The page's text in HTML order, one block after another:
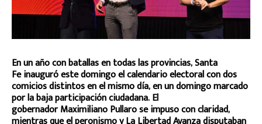
En un año con batallas en todas las provincias, Santa
Fe inauguró este domingo el calendario electoral con dos
comicios distintos en el mismo día, en un domingo marcado
por la baja participación ciudadana. El
gobernador Maximiliano Pullaro se impuso con claridad,